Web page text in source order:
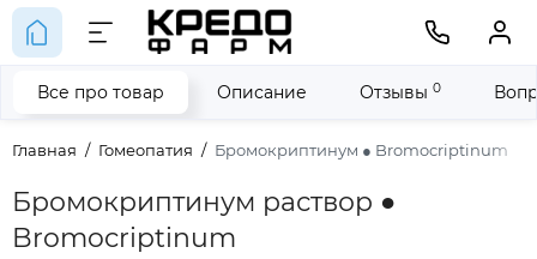
Главная Гомеопатия Бромокриптинум ● Bromocriptinum
Бромокриптинум раствор ●
Bromocriptinum
Все про товар Описание Отзывы 0